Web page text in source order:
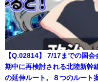
【Q.02814】 7/17までの国会
期中に再検討される北陸新幹
の延伸ルート。８つのルート